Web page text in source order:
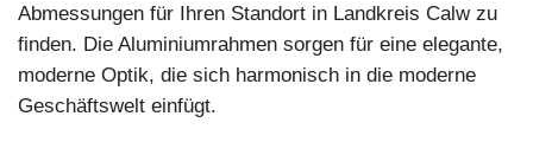
Abmessungen für Ihren Standort in Landkreis Calw zu
finden. Die Aluminiumrahmen sorgen für eine elegante,
moderne Optik, die sich harmonisch in die moderne
Geschäftswelt einfügt.